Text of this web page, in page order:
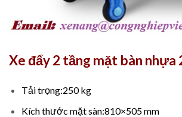
Xe đẩy 2 tầng mặt bàn nhựa
Tải trọng:250 kg
Kích thước mặt sàn:810×505 mm